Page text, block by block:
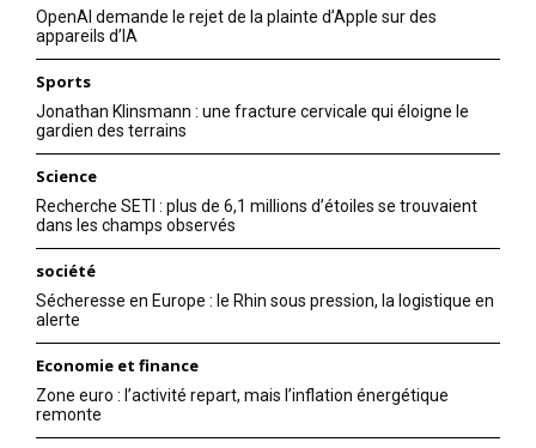
OpenAI demande le rejet de la plainte d’Apple sur des
appareils d’IA
Sports
Jonathan Klinsmann : une fracture cervicale qui éloigne le
gardien des terrains
Science
Recherche SETI : plus de 6,1 millions d’étoiles se trouvaient
dans les champs observés
société
Sécheresse en Europe : le Rhin sous pression, la logistique en
alerte
Economie et finance
Zone euro : l’activité repart, mais l’inflation énergétique
remonte